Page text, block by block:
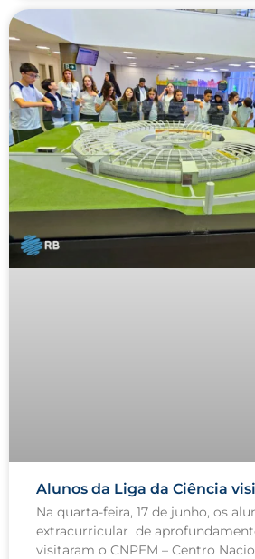
Alunos da Liga da Ciência
Na quarta-feira, 17 de junho, os
extracurricular de
visitaram o CNPEM – Centro